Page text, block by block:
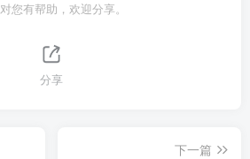
您有帮助，欢迎分享。
分享
下一篇